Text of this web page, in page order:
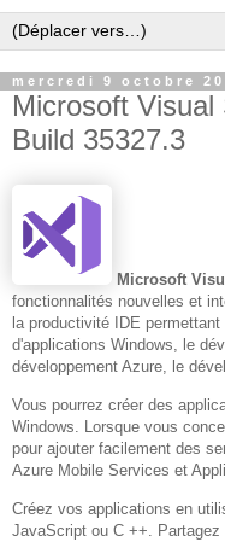
mercredi 9 octobre
Microsoft Visual
Build 35327.3
Microsoft
fonctionnalités nouvelles et
la productivité IDE
d'applications Windows, le
développement Azure, le
Vous pourrez créer des
Windows. Lorsque vous
pour ajouter facilement des
Azure Mobile Services et
Créez vos applications en
JavaScript ou C ++.